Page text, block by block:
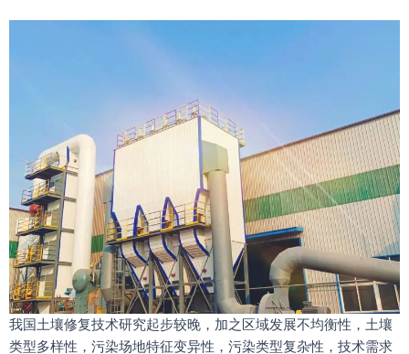
我国土壤修复技术研究起步较晚，加之区域发展不均衡性，土壤
类型多样性，污染场地特征变异性，污染类型复杂性，技术需求